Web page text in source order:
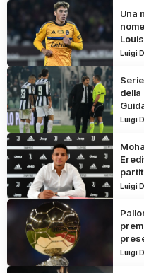
Una
Luigi
della
Luigi
Luigi
Luigi